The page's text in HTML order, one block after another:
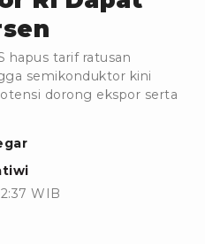
hapus tarif ratusan
semikonduktor kini
dorong ekspor serta
WIB